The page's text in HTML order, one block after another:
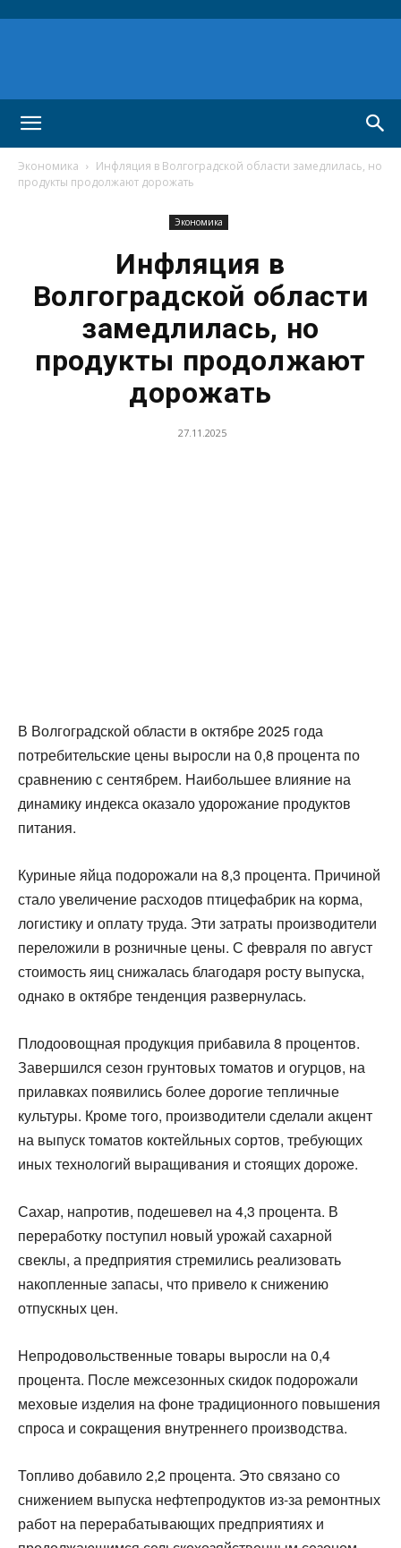
Экономика
Инфляция в Волгоградской области замедлилась, но
продукты продолжают дорожать
Экономика
Инфляция в
Волгоградской области
замедлилась, но
продукты продолжают
дорожать
27.11.2025
В Волгоградской области в октябре 2025 года
потребительские цены выросли на 0,8 процента по
сравнению с сентябрем. Наибольшее влияние на
динамику индекса оказало удорожание продуктов
питания.
Куриные яйца подорожали на 8,3 процента. Причиной
стало увеличение расходов птицефабрик на корма,
логистику и оплату труда. Эти затраты производители
переложили в розничные цены. С февраля по август
стоимость яиц снижалась благодаря росту выпуска,
однако в октябре тенденция развернулась.
Плодоовощная продукция прибавила 8 процентов.
Завершился сезон грунтовых томатов и огурцов, на
прилавках появились более дорогие тепличные
культуры. Кроме того, производители сделали акцент
на выпуск томатов коктейльных сортов, требующих
иных технологий выращивания и стоящих дороже.
Сахар, напротив, подешевел на 4,3 процента. В
переработку поступил новый урожай сахарной
свеклы, а предприятия стремились реализовать
накопленные запасы, что привело к снижению
отпускных цен.
Непродовольственные товары выросли на 0,4
процента. После межсезонных скидок подорожали
меховые изделия на фоне традиционного повышения
спроса и сокращения внутреннего производства.
Топливо добавило 2,2 процента. Это связано со
снижением выпуска нефтепродуктов из-за ремонтных
работ на перерабатывающих предприятиях и